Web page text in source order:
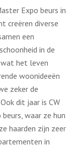
Expo beurs in
creëren diverse
een
in de
het leven
woonideeën
zeker de
dit jaar is CW
waar ze hun
haarden zijn zeer
in